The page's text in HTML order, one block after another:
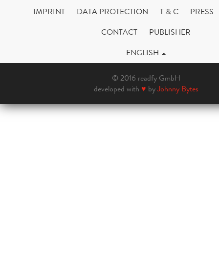
IMPRINT DATA PROTECTION T & C
PRESS
CONTACT
PUBLISHER
ENGLISH
© 2016 readfy GmbH
developed with ♥ byJohnny Bytes